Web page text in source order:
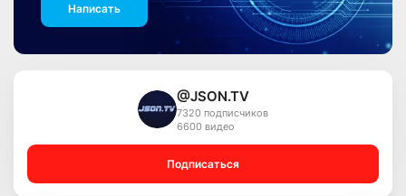
Написать
@JSON.TV
7320 подписчиков
6600 видео
Подписаться